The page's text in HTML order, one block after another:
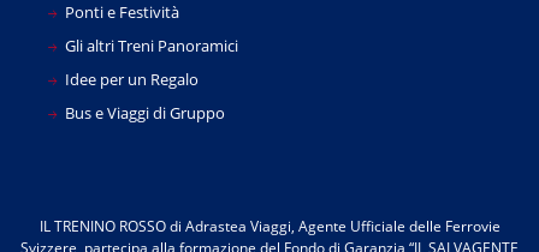
Ponti e Festività
Gli altri Treni Panoramici
Idee per un Regalo
Bus e Viaggi di Gruppo
IL TRENINO ROSSO di Adrastea Viaggi, Agente Ufficiale delle Ferrovie